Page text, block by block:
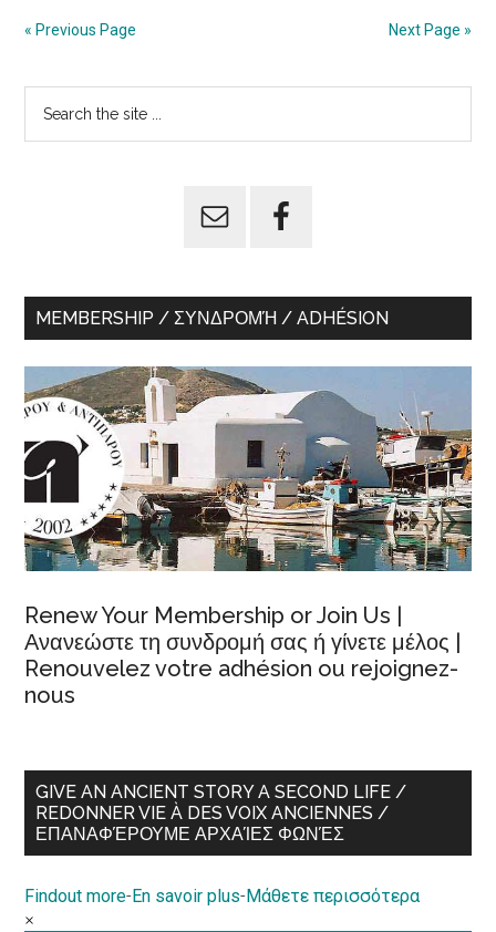
« Previous Page Next Page »
Primary
Sidebar
MEMBERSHIP / ΣΥΝΔΡΟΜΉ / ADHÉSION
Renew Your Membership or Join Us |
Ανανεώστε τη συνδρομή σας ή γίνετε μέλος |
Renouvelez votre adhésion ou rejoignez-
nous
GIVE AN ANCIENT STORY A SECOND LIFE /
REDONNER VIE À DES VOIX ANCIENNES /
ΕΠΑΝΑΦΈΡΟΥΜΕ ΑΡΧΑΊΕΣ ΦΩΝΈΣ
Findout more-En savoir plus-Μάθετε περισσότερα